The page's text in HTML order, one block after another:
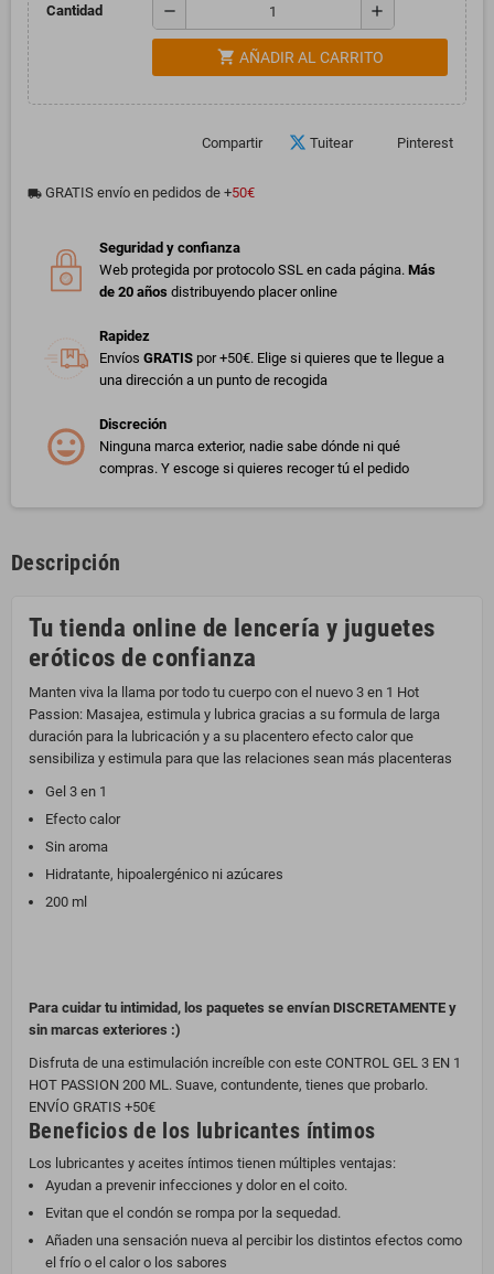
Cantidad remove add
shopping_cart AÑADIR AL CARRITO
Compartir Tuitear Pinterest
local_shipping GRATIS envío en pedidos de +50€
Seguridad y confianza
Web protegida por protocolo SSL en cada página. Más
de 20 años distribuyendo placer online
Rapidez
Envíos GRATIS por +50€. Elige si quieres que te llegue a
una dirección a un punto de recogida
Discreción
Ninguna marca exterior, nadie sabe dónde ni qué
compras. Y escoge si quieres recoger tú el pedido
Descripción
Tu tienda online de lencería y juguetes
eróticos de confianza
Manten viva la llama por todo tu cuerpo con el nuevo 3 en 1 Hot
Passion: Masajea, estimula y lubrica gracias a su formula de larga
duración para la lubricación y a su placentero efecto calor que
sensibiliza y estimula para que las relaciones sean más placenteras
Gel 3 en 1
Efecto calor
Sin aroma
Hidratante, hipoalergénico ni azúcares
200 ml
Para cuidar tu intimidad, los paquetes se envían DISCRETAMENTE y
sin marcas exteriores :)
Disfruta de una estimulación increíble con este CONTROL GEL 3 EN 1
HOT PASSION 200 ML. Suave, contundente, tienes que probarlo.
ENVÍO GRATIS +50€
Beneficios de los lubricantes íntimos
Los lubricantes y aceites íntimos tienen múltiples ventajas:
Ayudan a prevenir infecciones y dolor en el coito.
Evitan que el condón se rompa por la sequedad.
Añaden una sensación nueva al percibir los distintos efectos como
el frío o el calor o los sabores